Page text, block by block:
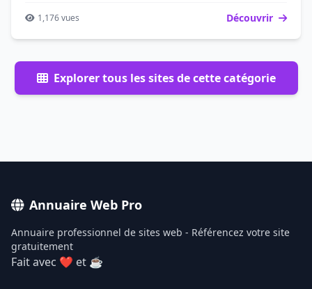
1,176 vues Découvrir
Explorer tous les sites de cette catégorie
Annuaire Web Pro
Annuaire professionnel de sites web - Référencez votre site
gratuitement
Fait avec ❤ et ☕